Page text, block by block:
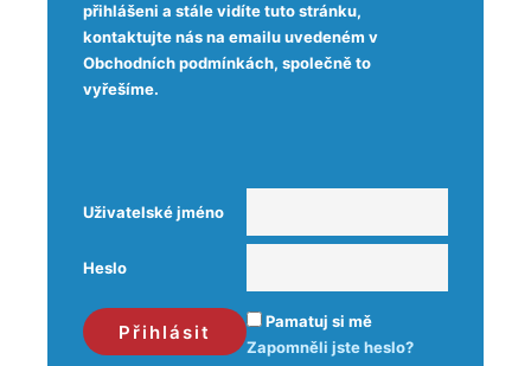
přihlášeni a stále vidíte tuto stránku,
kontaktujte nás na emailu uvedeném v
Obchodních podmínkách, společně to
vyřešíme.
Uživatelské jméno
Heslo
Pamatuj si mě
Zapomněli jste heslo?